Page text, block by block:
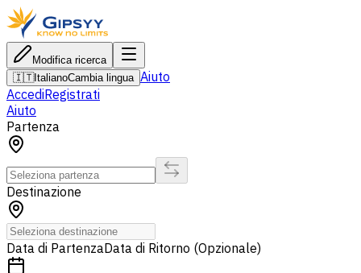
Modifica ricerca
🇮🇹ItalianoCambia lingua Aiuto
AccediRegistrati
Aiuto
Partenza
Destinazione
Data di PartenzaData di Ritorno (Opzionale)